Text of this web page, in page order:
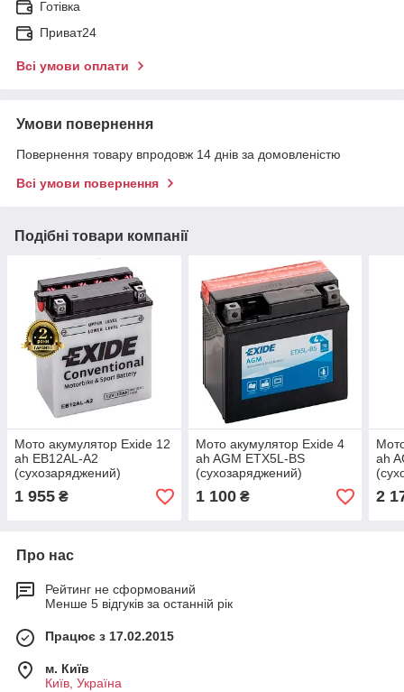
Готівка
Приват24
Всі умови оплати
Умови повернення
Повернення товару впродовж 14 днів за домовленістю
Всі умови повернення
Подібні товари компанії
Mото акумулятор Exide 12
ah EB12AL-A2
(сухозаряджений)
1 955 ₴
Mото акумулятор Exide 4
ah AGM ETX5L-BS
(сухозаряджений)
1 100₴
ah
2
Про нас
Рейтинг не сформований
Менше 5 відгуків за останній рік
Працює з 17.02.2015
м. Київ
Київ, Україна